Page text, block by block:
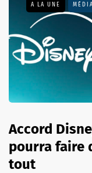
A LA UNE
Accord
pourra faire
tout